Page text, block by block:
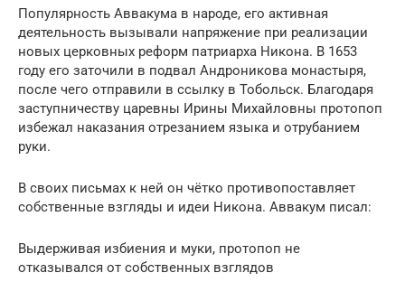
Популярность Аввакума в народе, его активная
деятельность вызывали напряжение при реализации
новых церковных реформ патриарха Никона. В 1653
году его заточили в подвал Андроникова монастыря,
после чего отправили в ссылку в Тобольск. Благодаря
заступничеству царевны Ирины Михайловны протопоп
избежал наказания отрезанием языка и отрубанием
руки.
В своих письмах к ней он чётко противопоставляет
собственные взгляды и идеи Никона. Аввакум писал:
Выдерживая избиения и муки, протопоп не
отказывался от собственных взглядов